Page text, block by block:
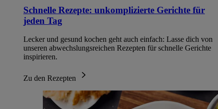
Schnelle Rezepte: unkomplizierte Gerichte für
jeden Tag
Lecker und gesund kochen geht auch einfach: Lasse dich von
unseren abwechslungsreichen Rezepten für schnelle Gerichte
inspirieren.
Zu den Rezepten